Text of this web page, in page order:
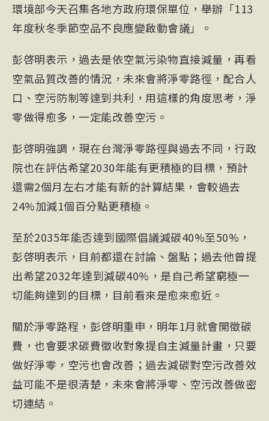
環境部今天召集各地方政府環保單位，舉辦「113
年度秋冬季節空品不良應變啟動會議」。
彭啓明表示，過去是依空氣污染物直接減量，再看
空氣品質改善的情況，未來會將淨零路徑，配合人
口、空污防制等達到共利，用這樣的角度思考，淨
零做得愈多，一定能改善空污。
彭啓明強調，現在台灣淨零路徑與過去不同，行政
院也在評估希望2030年能有更積極的目標，預計
還需2個月左右才能有新的計算結果，會較過去
24%加減1個百分點更積極。
至於2035年能否達到國際倡議減碳40%至50%，
彭啓明表示，目前都還在討論、盤點；過去他曾提
出希望2032年達到減碳40%，是自己希望窮極一
切能夠達到的目標，目前看來是愈來愈近。
關於淨零路程，彭啓明重申，明年1月就會開徵碳
費，也會要求碳費徵收對象提自主減量計畫，只要
做好淨零，空污也會改善；過去減碳對空污改善效
益可能不是很清楚，未來會將淨零、空污改善做密
切連結。